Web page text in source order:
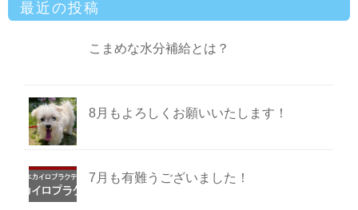
最近の投稿
こまめな水分補給とは？
8月もよろしくお願いいたします！
7月も有難うございました！